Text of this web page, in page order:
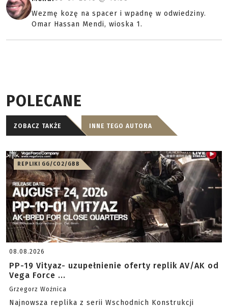
Wezmę kozę na spacer i wpadnę w odwiedziny.
Omar Hassan Mendi, wioska 1.
POLECANE
ZOBACZ TAKŻE INNE TEGO AUTORA
REPLIKI GG/CO2/GBB
08.08.2026
PP-19 Vityaz- uzupełnienie oferty replik AV/AK od
Vega Force ...
Grzegorz Woźnica
Najnowsza replika z serii Wschodnich Konstrukcji